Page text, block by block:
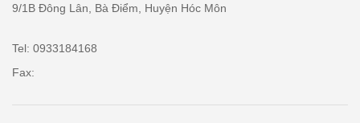
9/1B Đông Lân, Bà Điểm, Huyện Hóc Môn
Tel: 0933184168
Fax: